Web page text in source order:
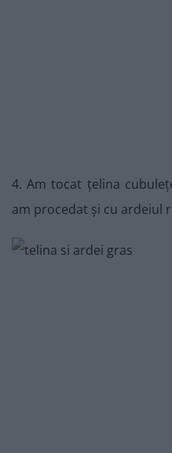
4. Am tocat țelina
am procedat și cu ardeiul